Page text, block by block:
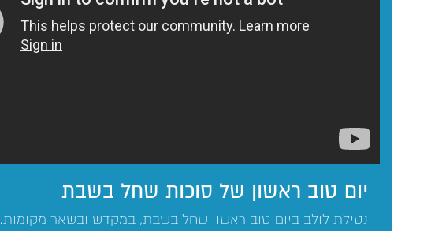
יום טוב ראשון של סוכות שחל בשבת
נטילת לולב ביום טוב ראשון שחל בשבת, במקדש ובשאר מקומות.